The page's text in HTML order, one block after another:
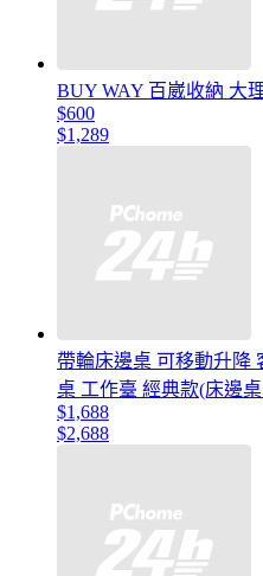
BUY WAY 百崴收納 大
$600
$1,289
帶輪床邊桌 可移動升降
桌 工作臺 經典款(床邊
$1,688
$2,688